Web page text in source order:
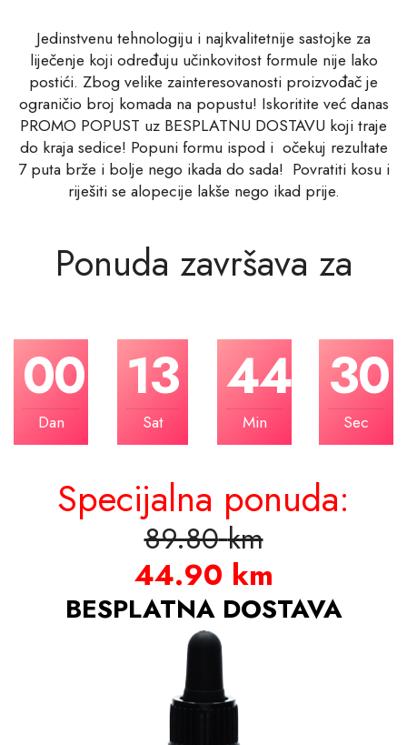
Jedinstvenu tehnologiju i najkvalitetnije sastojke za
liječenje koji određuju učinkovitost formule nije lako
postići. Zbog velike zainteresovanosti proizvođač je
ograničio broj komada na popustu! Iskoritite već danas
PROMO POPUST uz BESPLATNU DOSTAVU koji traje
do kraja sedice! Popuni formu ispod i očekuj rezultate
7 puta brže i bolje nego ikada do sada! Povratiti kosu i
riješiti se alopecije lakše nego ikad prije.
Ponuda završava za
00
Dan
13
Sat
44
Min
30
Sec
Specijalna ponuda:
89.80 km
44.90 km
BESPLATNA DOSTAVA